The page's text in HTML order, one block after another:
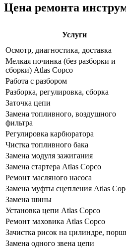
Цена ремонта
Услуги
Осмотр, диагностика, доставка
Мелкая починка (без разборки и
сборки) Atlas Copco
Работа с разбором
Разборка, регулировка, сборка
Заточка цепи
Замена топливного, воздушного
фильтра
Регулировка карбюратора
Чистка топливного бака
Замена модуля зажигания
Замена стартера Atlas Copco
Ремонт масляного насоса
Замена муфты сцепления Atlas
Замена шины
Установка цепи Atlas Copco
Ремонт маховика Atlas Copco
Зачистка рисок на цилиндре,
Замена одного звена цепи